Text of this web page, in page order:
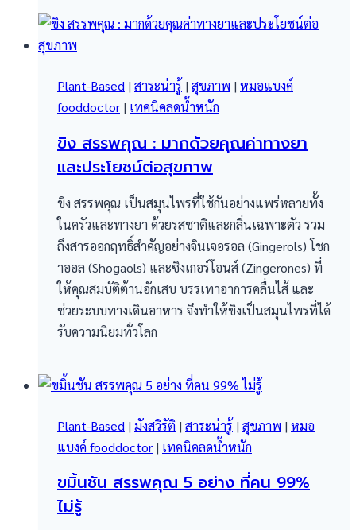
Plant-Based | สาระน่ารู้ | สุขภาพ | หมอแบงค์
fooddoctor | เทคนิคลดน้ำหนัก
ขิง สรรพคุณ : มากด้วยคุณค่าทางยา
และประโยชน์ต่อสุขภาพ
ขิง สรรพคุณ เป็นสมุนไพรที่ใช้กันอย่างแพร่หลายทั้ง
ในครัวและทางยา ด้วยรสชาติและกลิ่นเฉพาะตัว รวม
ถึงสารออกฤทธิ์สำคัญอย่างจินเจอรอล (Gingerols) โชก
าออล (Shogaols) และซิงเกอร์โอนส์ (Zingerones) ที่
ให้คุณสมบัติต้านอักเสบ บรรเทาอาการคลื่นไส้ และ
ช่วยระบบทางเดินอาหาร จึงทำให้ขิงเป็นสมุนไพรที่ได้
รับความนิยมทั่วโลก
Plant-Based | มังสวิรัติ | สาระน่ารู้ | สุขภาพ | หมอ
แบงค์ fooddoctor | เทคนิคลดน้ำหนัก
ขมิ้นชัน สรรพคุณ​ 5 อย่าง ที่คน 99%
ไม่รู้